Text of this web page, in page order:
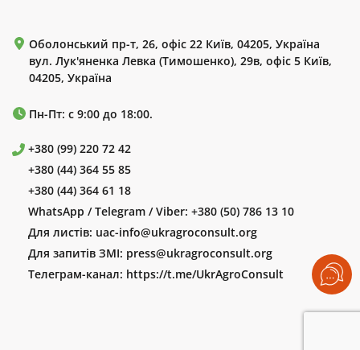
Оболонський пр-т, 26, офіс 22 Київ, 04205, Україна
вул. Лук'яненка Левка (Тимошенко), 29в, офіс 5 Київ,
04205, Україна
Пн-Пт: с 9:00 до 18:00.
+380 (99) 220 72 42
+380 (44) 364 55 85
+380 (44) 364 61 18
WhatsApp / Telegram / Viber: +380 (50) 786 13 10
Для листів: uac-info@ukragroconsult.org
Для запитів ЗМІ: press@ukragroconsult.org
Телеграм-канал: https://t.me/UkrAgroConsult